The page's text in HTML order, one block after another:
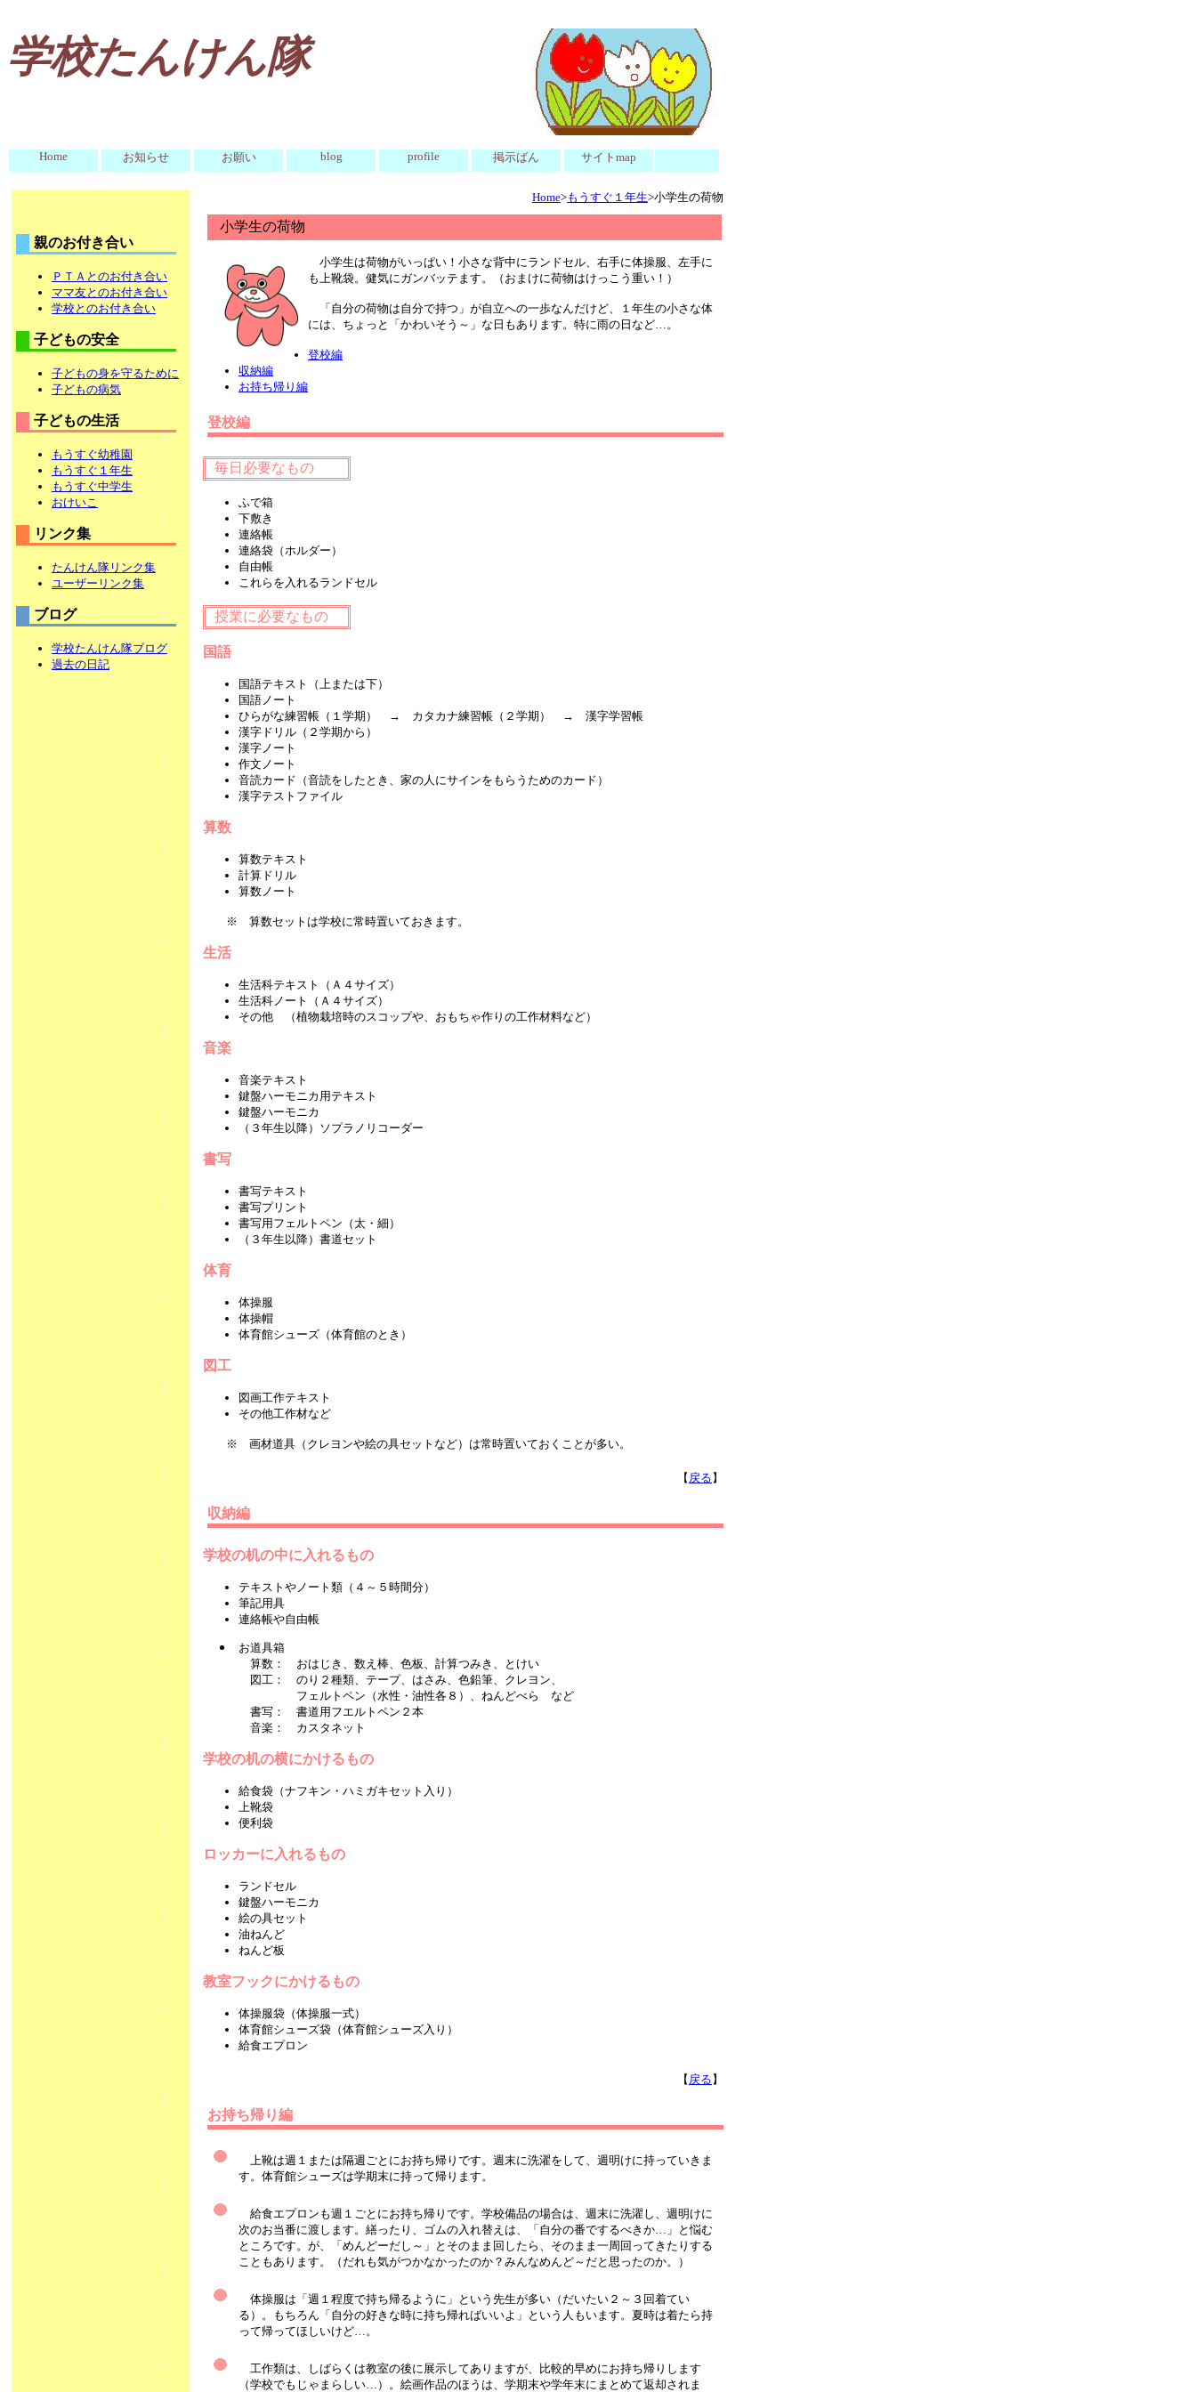
学校たんけん隊
Home お知らせ お願い blog profile 掲示ばん サイトmap
親のお付き合い
ＰＴＡとのお付き合い
ママ友とのお付き合い
学校とのお付き合い
子どもの安全
子どもの身を守るために
子どもの病気
子どもの生活
もうすぐ幼稚園
もうすぐ１年生
もうすぐ中学生
おけいこ
リンク集
たんけん隊リンク集
ユーザーリンク集
ブログ
学校たんけん隊ブログ
過去の日記
Home>もうすぐ１年生>小学生の荷物
小学生の荷物
小学生は荷物がいっぱい！小さな背中にランドセル、右手に体操服、左手に
も上靴袋。健気にガンバッテます。（おまけに荷物はけっこう重い！）
「自分の荷物は自分で持つ」が自立への一歩なんだけど、１年生の小さな体
には、ちょっと「かわいそう～」な日もあります。特に雨の日など…。
登校編
収納編
お持ち帰り編
登校編
毎日必要なもの
ふで箱
下敷き
連絡帳
連絡袋（ホルダー）
自由帳
これらを入れるランドセル
授業に必要なもの
国語
国語テキスト（上または下）
国語ノート
ひらがな練習帳（１学期） → カタカナ練習帳（２学期） → 漢字学習帳
漢字ドリル（２学期から）
漢字ノート
作文ノート
音読カード（音読をしたとき、家の人にサインをもらうためのカード）
漢字テストファイル
算数
算数テキスト
計算ドリル
算数ノート
※ 算数セットは学校に常時置いておきます。
生活
生活科テキスト（Ａ４サイズ）
生活科ノート（Ａ４サイズ）
その他 （植物栽培時のスコップや、おもちゃ作りの工作材料など）
音楽
音楽テキスト
鍵盤ハーモニカ用テキスト
鍵盤ハーモニカ
（３年生以降）ソプラノリコーダー
書写
書写テキスト
書写プリント
書写用フェルトペン（太・細）
（３年生以降）書道セット
体育
体操服
体操帽
体育館シューズ（体育館のとき）
図工
図画工作テキスト
その他工作材など
※ 画材道具（クレヨンや絵の具セットなど）は常時置いておくことが多い。
【 戻る】
収納編
学校の机の中に入れるもの
テキストやノート類（４～５時間分）
筆記用具
連絡帳や自由帳
お道具箱
算数： おはじき、数え棒、色板、計算つみき、とけい
図工： のり２種類、テープ、はさみ、色鉛筆、クレヨン、
フェルトペン（水性・油性各８）、ねんどべら など
書写： 書道用フエルトペン２本
音楽： カスタネット
学校の机の横にかけるもの
給食袋（ナフキン・ハミガキセット入り）
上靴袋
便利袋
ロッカーに入れるもの
ランドセル
鍵盤ハーモニカ
絵の具セット
油ねんど
ねんど板
教室フックにかけるもの
体操服袋（体操服一式）
体育館シューズ袋（体育館シューズ入り）
給食エプロン
【 戻る 】
お持ち帰り編
上靴は週１または隔週ごとにお持ち帰りです。週末に洗濯をして、週明けに持っていきま
す。体育館シューズは学期末に持って帰ります。
給食エプロンも週１ごとにお持ち帰りです。学校備品の場合は、週末に洗濯し、週明けに
次のお当番に渡します。繕ったり、ゴムの入れ替えは、「自分の番でするべきか…」と悩む
ところです。が、「めんどーだし～」とそのまま回したら、そのまま一周回ってきたりする
こともあります。（だれも気がつかなかったのか？みんなめんど～だと思ったのか。）
体操服は「週１程度で持ち帰るように」という先生が多い（だいたい２～３回着てい
る）。もちろん「自分の好きな時に持ち帰ればいいよ」という人もいます。夏時は着たら持
って帰ってほしいけど…。
工作類は、しばらくは教室の後に展示してありますが、比較的早めにお持ち帰りします
（学校でもじゃまらしい…）。絵画作品のほうは、学期末や学年末にまとめて返却されま